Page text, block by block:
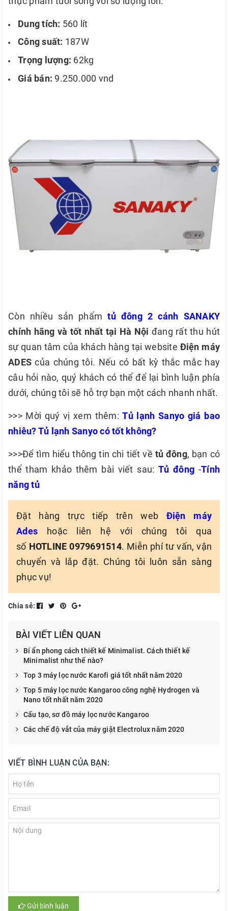
Dung tích: 560 lít
Công suất: 187W
Trọng lượng: 62kg
Giá bán: 9.250.000 vnd
Còn nhiều sản phẩmtủ đông 2 cánh SANAKY
chính hãng và tốt nhất tại Hà Nội đang rất thu hút
sự quan tâm của khách hàng tại websiteĐiện máy
ADEScủa chúng tôi. Nếu có bất kỳ thắc mắc hay
câu hỏi nào, quý khách có thể để lại bình luận phía
dưới, chúng tôi sẽ hỗ trợ bạn một cách nhanh nhất.
>>> Mời quý vị xem thêm:Tủ lạnh Sanyo giá bao
nhiêu? Tủ lạnh Sanyo có tốt không?
>>>Để tìm hiểu thông tin chi tiết về tủ đông, bạn có
thể tham khảo thêm bài viết sau: Tủ đông -Tính
năng tủ
Đặt hàng trực tiếp trên webĐiện máy
Ades hoặc liên hệ với chúng tôi qua
số HOTLINE 0979691514. Miễn phí tư vấn, vận
chuyển và lắp đặt. Chúng tôi luôn sẵn sàng
phục vụ!
Chia sẻ:
BÀI VIẾT LIÊN QUAN
Bí ẩn phong cách thiết kế Minimalist. Cách thiết kế
Minimalist như thế nào?
Top 3 máy lọc nước Karofi giá tốt nhất năm 2020
Top 5 máy lọc nước Kangaroo công nghệ Hydrogen và
Nano tốt nhất năm 2020
Cấu tạo, sơ đồ máy lọc nước Kangaroo
Các chế độ vắt của máy giặt Electrolux năm 2020
VIẾT BÌNH LUẬN CỦA BẠN:
Gửi bình luận